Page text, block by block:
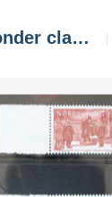
Andere & zonder classificatie